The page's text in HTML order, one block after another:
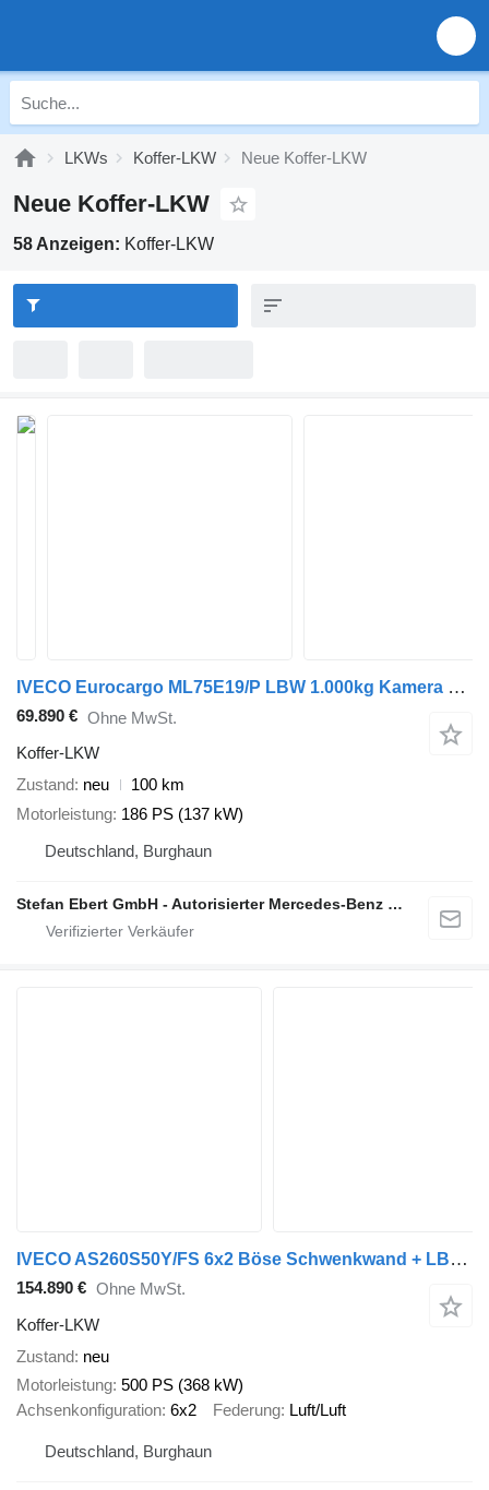
LKWs Koffer-LKW Neue Koffer-LKW
Neue Koffer-LKW
58 Anzeigen: Koffer-LKW
IVECO Eurocargo ML75E19/P LBW 1.000kg Kamera Spoiler
69.890 € Ohne MwSt.
Koffer-LKW
Zustand neu
100 km
Motorleistung 186 PS (137 kW)
Deutschland, Burghaun
Stefan Ebert GmbH - Autorisierter Mercedes-Benz Servicepartner
IVECO AS260S50Y/FS 6x2 Böse Schwenkwand + LBW 2 x AHK
154.890 € Ohne MwSt.
Koffer-LKW
Zustand neu
Motorleistung 500 PS (368 kW)
Achsenkonfiguration 6x2 Federung Luft/Luft
Deutschland, Burghaun